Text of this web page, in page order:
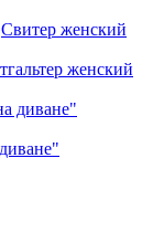
Свитер женский
женский